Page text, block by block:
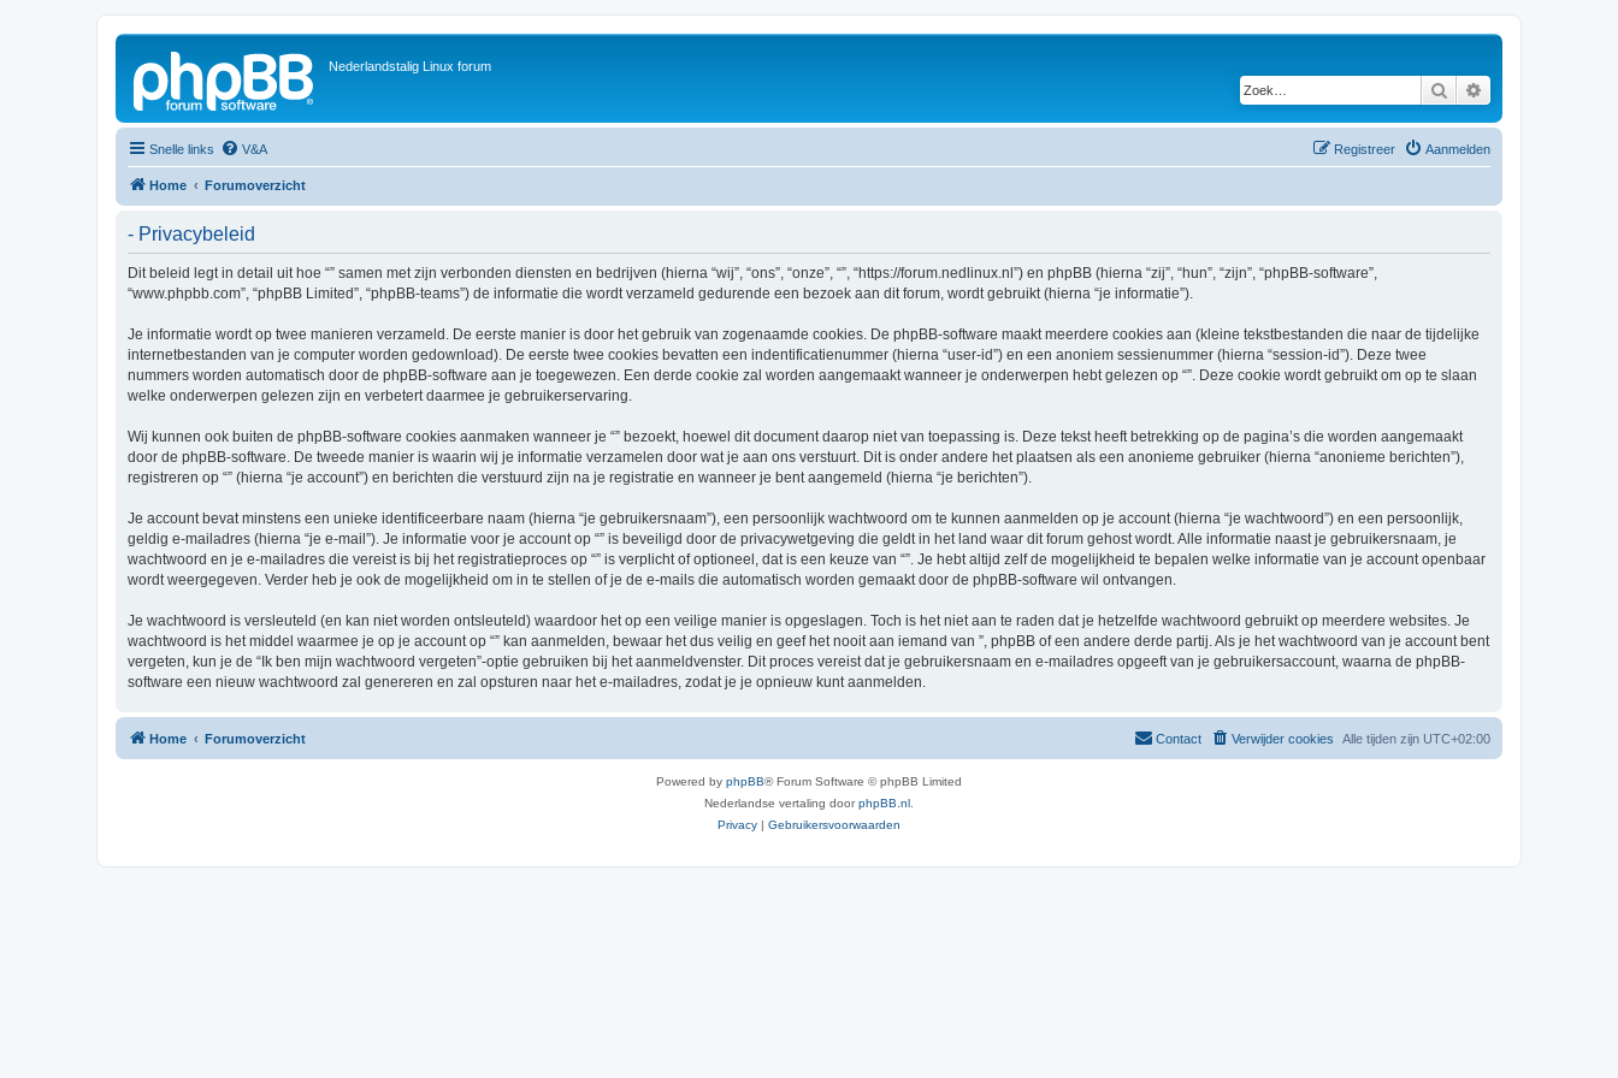
Nederlandstalig Linux forum
Zoek
Snelle links V&A Aanmelden
Registreer
Home Forumoverzicht
- Privacybeleid
Dit beleid legt in detail uit hoe “” samen met zijn verbonden diensten en bedrijven (hierna “wij”, “ons”, “onze”, “”, “https://forum.nedlinux.nl”) en phpBB (hierna “zij”, “hun”, “zijn”, “phpBB-software”,
“www.phpbb.com”, “phpBB Limited”, “phpBB-teams”) de informatie die wordt verzameld gedurende een bezoek aan dit forum, wordt gebruikt (hierna “je informatie”).
Je informatie wordt op twee manieren verzameld. De eerste manier is door het gebruik van zogenaamde cookies. De phpBB-software maakt meerdere cookies aan (kleine tekstbestanden die naar de tijdelijke
internetbestanden van je computer worden gedownload). De eerste twee cookies bevatten een indentificatienummer (hierna “user-id”) en een anoniem sessienummer (hierna “session-id”). Deze twee
nummers worden automatisch door de phpBB-software aan je toegewezen. Een derde cookie zal worden aangemaakt wanneer je onderwerpen hebt gelezen op “”. Deze cookie wordt gebruikt om op te slaan
welke onderwerpen gelezen zijn en verbetert daarmee je gebruikerservaring.
Wij kunnen ook buiten de phpBB-software cookies aanmaken wanneer je “” bezoekt, hoewel dit document daarop niet van toepassing is. Deze tekst heeft betrekking op de pagina’s die worden aangemaakt
door de phpBB-software. De tweede manier is waarin wij je informatie verzamelen door wat je aan ons verstuurt. Dit is onder andere het plaatsen als een anonieme gebruiker (hierna “anonieme berichten”),
registreren op “” (hierna “je account”) en berichten die verstuurd zijn na je registratie en wanneer je bent aangemeld (hierna “je berichten”).
Je account bevat minstens een unieke identificeerbare naam (hierna “je gebruikersnaam”), een persoonlijk wachtwoord om te kunnen aanmelden op je account (hierna “je wachtwoord”) en een persoonlijk,
geldig e-mailadres (hierna “je e-mail”). Je informatie voor je account op “” is beveiligd door de privacywetgeving die geldt in het land waar dit forum gehost wordt. Alle informatie naast je gebruikersnaam, je
wachtwoord en je e-mailadres die vereist is bij het registratieproces op “” is verplicht of optioneel, dat is een keuze van “”. Je hebt altijd zelf de mogelijkheid te bepalen welke informatie van je account openbaar
wordt weergegeven. Verder heb je ook de mogelijkheid om in te stellen of je de e-mails die automatisch worden gemaakt door de phpBB-software wil ontvangen.
Je wachtwoord is versleuteld (en kan niet worden ontsleuteld) waardoor het op een veilige manier is opgeslagen. Toch is het niet aan te raden dat je hetzelfde wachtwoord gebruikt op meerdere websites. Je
wachtwoord is het middel waarmee je op je account op “” kan aanmelden, bewaar het dus veilig en geef het nooit aan iemand van ”, phpBB of een andere derde partij. Als je het wachtwoord van je account bent
vergeten, kun je de “Ik ben mijn wachtwoord vergeten”-optie gebruiken bij het aanmeldvenster. Dit proces vereist dat je gebruikersnaam en e-mailadres opgeeft van je gebruikersaccount, waarna de phpBB-
software een nieuw wachtwoord zal genereren en zal opsturen naar het e-mailadres, zodat je je opnieuw kunt aanmelden.
Home Forumoverzicht Alle tijden zijn UTC+02:00
Verwijder cookies
Contact
Powered by phpBB® Forum Software © phpBB Limited
Nederlandse vertaling doorphpBB.nl
Privacy | Gebruikersvoorwaarden